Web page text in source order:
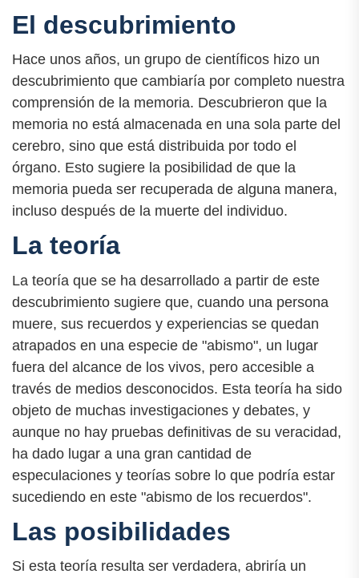
El descubrimiento
Hace unos años, un grupo de científicos hizo un
descubrimiento que cambiaría por completo nuestra
comprensión de la memoria. Descubrieron que la
memoria no está almacenada en una sola parte del
cerebro, sino que está distribuida por todo el
órgano. Esto sugiere la posibilidad de que la
memoria pueda ser recuperada de alguna manera,
incluso después de la muerte del individuo.
La teoría
La teoría que se ha desarrollado a partir de este
descubrimiento sugiere que, cuando una persona
muere, sus recuerdos y experiencias se quedan
atrapados en una especie de "abismo", un lugar
fuera del alcance de los vivos, pero accesible a
través de medios desconocidos. Esta teoría ha sido
objeto de muchas investigaciones y debates, y
aunque no hay pruebas definitivas de su veracidad,
ha dado lugar a una gran cantidad de
especulaciones y teorías sobre lo que podría estar
sucediendo en este "abismo de los recuerdos".
Las posibilidades
Si esta teoría resulta ser verdadera, abriría un